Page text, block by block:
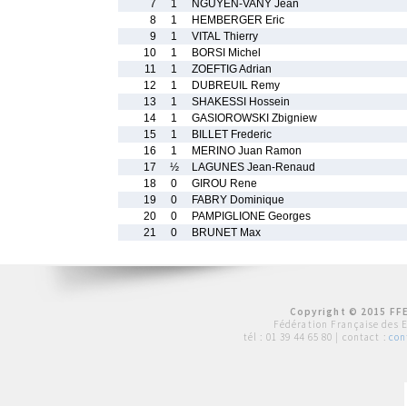
7
1
NGUYEN-VANY Jean
8
1
HEMBERGER Eric
9
1
VITAL Thierry
10
1
BORSI Michel
11
1
ZOEFTIG Adrian
12
1
DUBREUIL Remy
13
1
SHAKESSI Hossein
14
1
GASIOROWSKI Zbigniew
15
1
BILLET Frederic
16
1
MERINO Juan Ramon
17
½
LAGUNES Jean-Renaud
18
0
GIROU Rene
19
0
FABRY Dominique
20
0
PAMPIGLIONE Georges
21
0 BRUNET Max
Copyright © 2015
Fédération Française des
tél : 01 39 44 65 80 | contact :